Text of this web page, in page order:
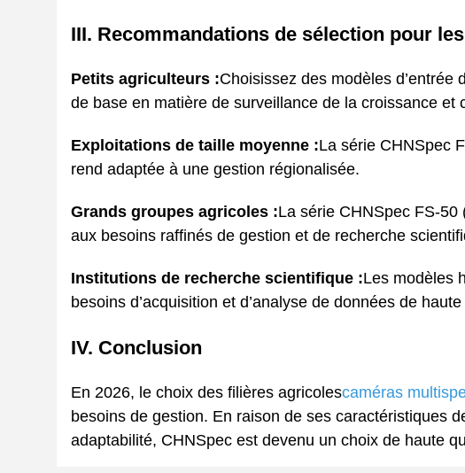
III. Recommandations de sélection pour
Petits agriculteurs :Choisissez des modèles
de base en matière de surveillance de la croissance et
Exploitations de taille moyenne :La série CHNSpec
rend adaptée à une gestion régionalisée.
Grands groupes agricoles :La série CHNSpec FS-
aux besoins raffinés de gestion et de recherche
Institutions de recherche scientifique :Les modèles
besoins d’acquisition et d’analyse de données de
IV. Conclusion
En 2026, le choix des filières agricolescaméras
besoins de gestion. En raison de ses caractéristiques
adaptabilité, CHNSpec est devenu un choix de haute